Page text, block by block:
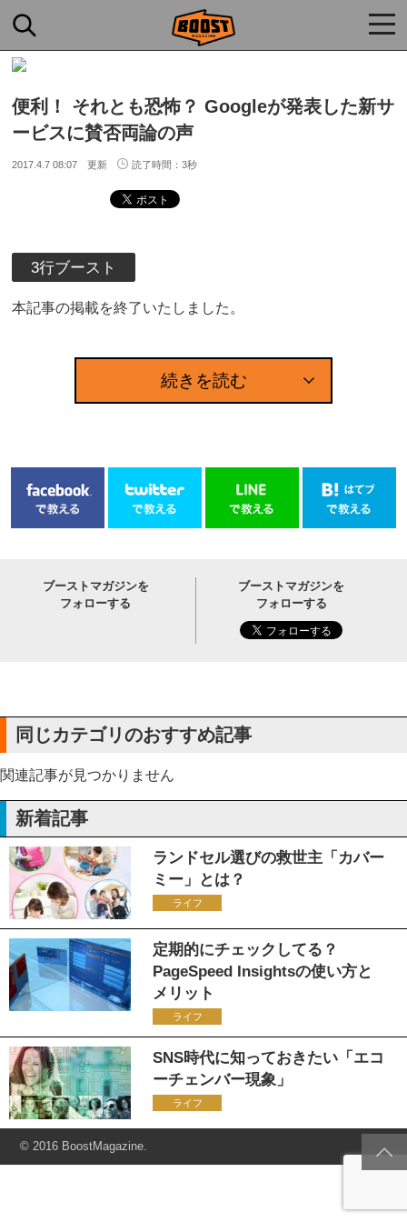
便利！ それとも恐怖？ Googleが発表した新サ
ービスに賛否両論の声
2017.4.7 08:07 更新 読了時間：3秒
3行ブースト
本記事の掲載を終了いたしました。
続きを読む
ブーストマガジンを
フォローする
ブーストマガジンを
フォローする
同じカテゴリのおすすめ記事
関連記事が見つかりません
新着記事
ランドセル選びの救世主「カバー
ミー」とは？
ライフ
定期的にチェックしてる？
PageSpeed Insightsの使い方と
メリット
ライフ
SNS時代に知っておきたい「エコ
ーチェンバー現象」
ライフ
© 2016 BoostMagazine.